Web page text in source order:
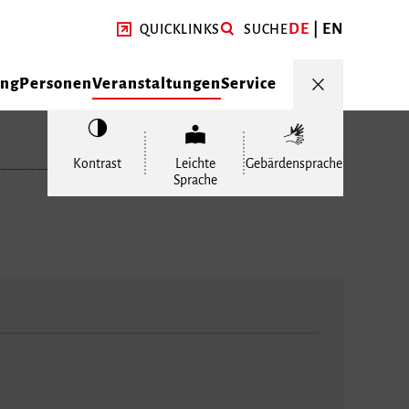
QUICKLINKS SUCHEDE EN
PersonenVeranstaltungenService
Kontrast
Leichte
Sprache
Gebärdensprache